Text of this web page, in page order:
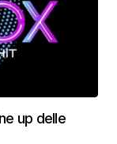
up delle